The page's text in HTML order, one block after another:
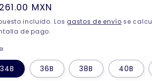
MXN
incluido. Losgastos de envío se
de pago.
34B 36B 38B 40B